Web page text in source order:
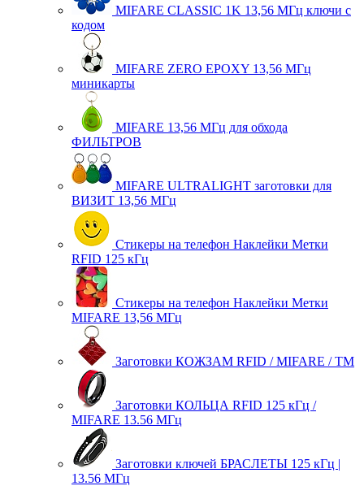
MIFARE CLASSIC 1K 13,56 МГц ключи с
кодом
MIFARE ZERO EPOXY 13,56 МГц
миникарты
MIFARE 13,56 МГц для обхода
ФИЛЬТРОВ
MIFARE ULTRALIGHT заготовки для
ВИЗИТ 13,56 МГц
Стикеры на телефон Наклейки Метки
RFID 125 кГц
Стикеры на телефон Наклейки Метки
MIFARE 13,56 МГц
Заготовки КОЖЗАМ RFID / MIFARE / TM
Заготовки КОЛЬЦА RFID 125 кГц /
MIFARE 13.56 МГц
Заготовки ключей БРАСЛЕТЫ 125 кГц |
13.56 МГц